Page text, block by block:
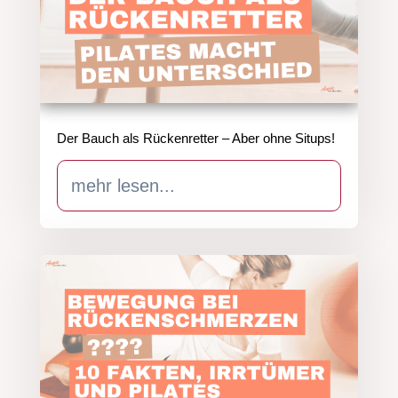
Der Bauch als Rückenretter – Aber ohne Situps!
mehr lesen...